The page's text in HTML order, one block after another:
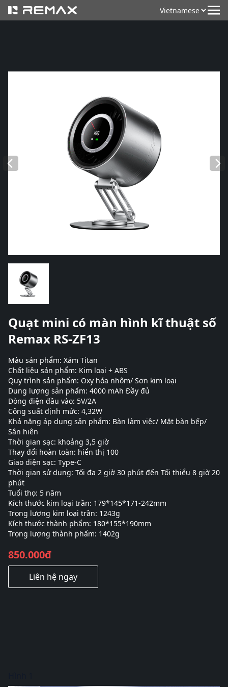
Quạt mini có màn hình kĩ thuật số
Remax RS-ZF13
Màu sản phẩm: Xám Titan
Chất liệu sản phẩm: Kim loại + ABS
Quy trình sản phẩm: Oxy hóa nhôm/ Sơn kim loại
Dung lượng sản phẩm: 4000 mAh Đầy đủ
Dòng điện đầu vào: 5V/2A
Công suất định mức: 4,32W
Khả năng áp dụng sản phẩm: Bàn làm việc/ Mặt bàn bếp/
Sân hiên
Thời gian sạc: khoảng 3,5 giờ
Thay đổi hoàn toàn: hiển thị 100
Giao diện sạc: Type-C
Thời gian sử dụng: Tối đa 2 giờ 30 phút đến Tối thiểu 8 giờ 20
phút
Tuổi thọ: 5 năm
Kích thước kim loại trần: 179*145*171-242mm
Trọng lượng kim loại trần: 1243g
Kích thước thành phẩm: 180*155*190mm
Trọng lượng thành phẩm: 1402g
850.000đ
Liên hệ ngay